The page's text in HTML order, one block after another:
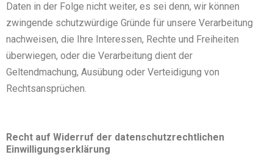
Daten in der Folge nicht weiter, es sei denn, wir können
zwingende schutzwürdige Gründe für unsere Verarbeitung
nachweisen, die Ihre Interessen, Rechte und Freiheiten
überwiegen, oder die Verarbeitung dient der
Geltendmachung, Ausübung oder Verteidigung von
Rechtsansprüchen.
Recht auf Widerruf der datenschutzrechtlichen
Einwilligungserklärung